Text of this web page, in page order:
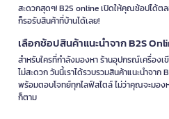
สะดวกสุดๆ! B2S online เปิดให้คุณช้อปได้ต
ก็รอรับสินค้าที่บ้านได้เลย!
เลือกช้อปสินค้าแนะนำจาก B2S
สำหรับใครที่กำลังมองหา ร้านอุปกรณ์เครื่องเ
ไม่สะดวก วันนี้เราได้รวบรวมสินค้าแนะนำจา
พร้อมตอบโจทย์ทุกไลฟ์สไตล์ ไม่ว่าคุณจะมอง
ก็ตาม